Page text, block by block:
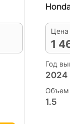
Цена
1
Год
2024
Объем
1.5